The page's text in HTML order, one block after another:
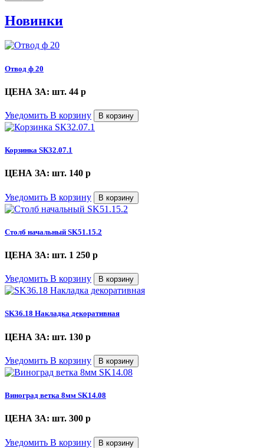
Новинки
Отвод ф 20
ЦЕНА ЗА: шт. 44 p
Уведомить В корзину В корзину
Корзинка SК32.07.1
ЦЕНА ЗА: шт. 140 p
Уведомить В корзину В корзину
Столб начальный SK51.15.2
ЦЕНА ЗА: шт. 1 250 p
Уведомить В корзину В корзину
SK36.18 Накладка декоративная
ЦЕНА ЗА: шт. 130 p
Уведомить В корзину В корзину
Виноград ветка 8мм SK14.08
ЦЕНА ЗА: шт. 300 p
Уведомить В корзину В корзину